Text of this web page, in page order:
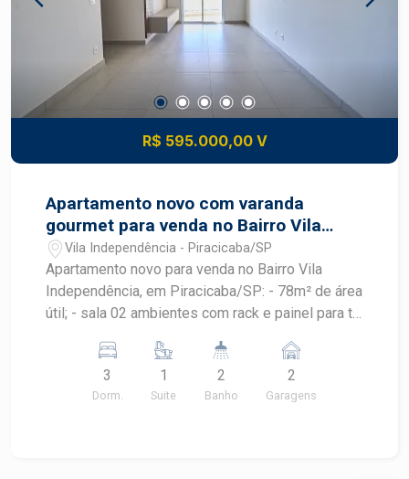
R$ 595.000,00 V
Apartamento novo com varanda
gourmet para venda no Bairro Vila
Independência
Vila Independência - Piracicaba/SP
Apartamento novo para venda no Bairro Vila
Independência, em Piracicaba/SP: - 78m² de área
útil; - sala 02 ambientes com rack e painel para tv;
armário planejado; - 03 dormitórios todos com
armário embutido, sendo 01 suíte; - 02 banheiros
com cuba: social e da suíte; - Varanda gourmet
3
Dorm.
1
Suite
2
Banho
2
Garagens